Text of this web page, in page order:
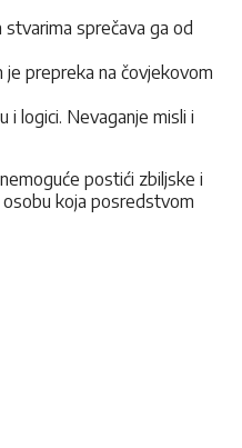
sprečava ga od
prepreka na čovjekovom
i logici. Nevaganje misli i
postići zbiljske i
osobu koja posredstvom